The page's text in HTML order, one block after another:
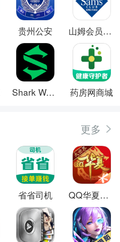
贵州公安 山姆会员商店
Shark Wear 药房网商城
更多
省省司机 QQ华夏手游